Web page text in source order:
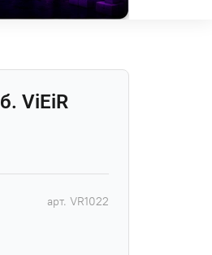
арт. VR1022
ViEiR